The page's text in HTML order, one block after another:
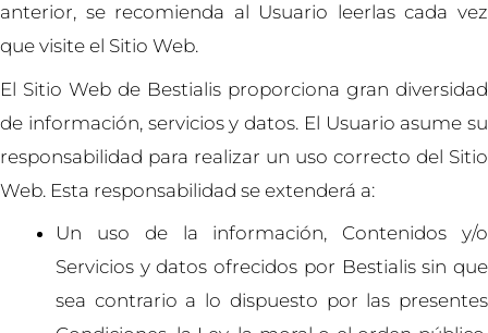
anterior, se recomienda al Usuario leerlas cada vez
que visite el Sitio Web.
El Sitio Web de Bestialis proporciona gran diversidad
de información, servicios y datos. El Usuario asume su
responsabilidad para realizar un uso correcto del Sitio
Web. Esta responsabilidad se extenderá a:
Un uso de la información, Contenidos y/o
Servicios y datos ofrecidos por Bestialissin que
sea contrario a lo dispuesto por las presentes